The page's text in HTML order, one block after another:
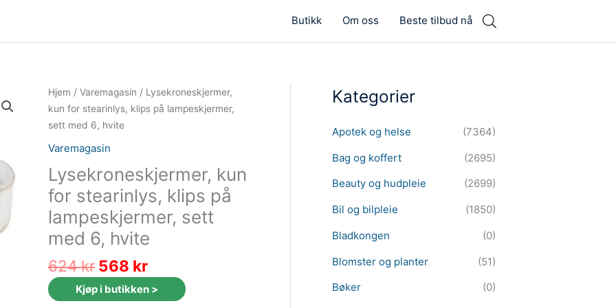
Butikk Om oss Beste tilbud nå
Hjem / Varemagasin / Lysekroneskjermer,
kun for stearinlys, klips på lampeskjermer,
sett med 6, hvite
Varemagasin
Lysekroneskjermer, kun
for stearinlys, klips på
lampeskjermer, sett
med 6, hvite
624kr Opprinnelig
pris
var:
568 krNåværende
pris
er:
Kjøp i butikken >
Kategorier
Apotek og helse
(7364)
Bag og koffert
(2695)
Beauty og hudpleie
(2699)
Bil og bilpleie
(1850)
Bladkongen
(0)
Blomster og planter
(51)
Bøker
(0)